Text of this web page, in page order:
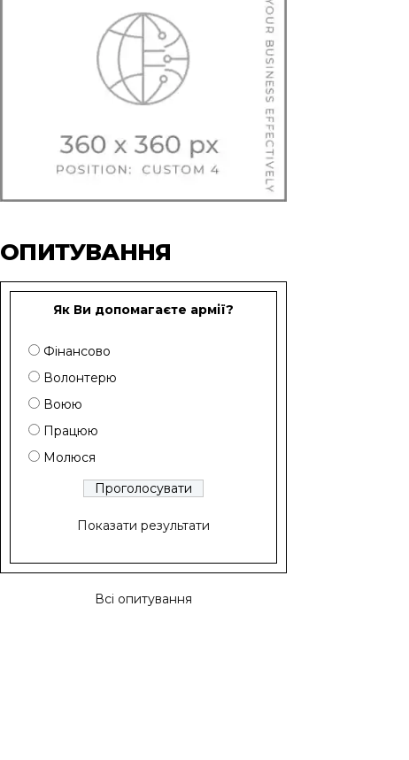
ОПИТУВАННЯ
Як Ви допомагаєте армії?
Фінансово
Волонтерю
Воюю
Працюю
Молюся
Показати результати
Всі опитування